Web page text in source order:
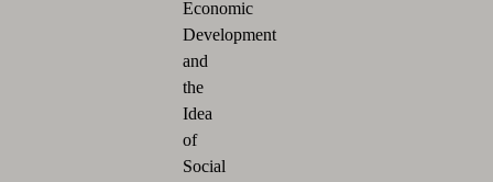
Economic
Development
and
the
Idea
of
Social